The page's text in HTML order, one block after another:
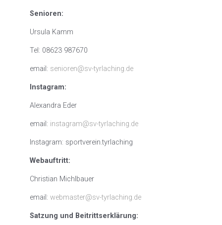
Senioren:
Ursula Kamm
Tel: 08623 987670
email: senioren@sv-tyrlaching.de
Instagram:
Alexandra Eder
email: instagram@sv-tyrlaching.de
Instagram: sportverein.tyrlaching
Webauftritt:
Christian Michlbauer
email: webmaster@sv-tyrlaching.de
Satzung und Beitrittserklärung: